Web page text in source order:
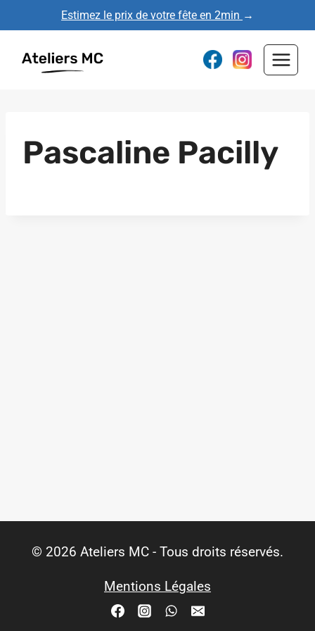
au
contenu
Estimez le prix de votre fête en 2min →
Pascaline Pacilly
© 2026 Ateliers MC - Tous droits réservés.
Mentions Légales